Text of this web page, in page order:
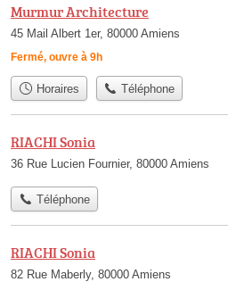
Murmur Architecture
45 Mail Albert 1er, 80000 Amiens
Fermé, ouvre à 9h
Horaires Téléphone
RIACHI Sonia
36 Rue Lucien Fournier, 80000 Amiens
Téléphone
RIACHI Sonia
82 Rue Maberly, 80000 Amiens